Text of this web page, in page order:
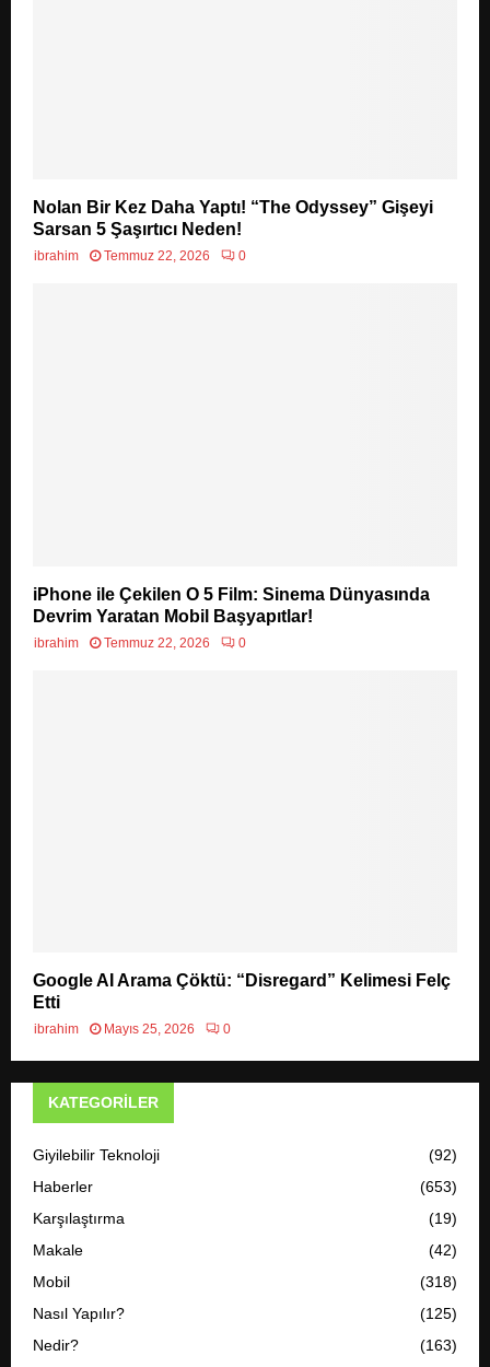
Nolan Bir Kez Daha Yaptı! “The Odyssey” Gişeyi
Sarsan 5 Şaşırtıcı Neden!
ibrahim Temmuz 22, 2026 0
iPhone ile Çekilen O 5 Film: Sinema Dünyasında
Devrim Yaratan Mobil Başyapıtlar!
ibrahim Temmuz 22, 2026 0
Google AI Arama Çöktü: “Disregard” Kelimesi Felç
Etti
ibrahim Mayıs 25, 2026 0
KATEGORILER
Giyilebilir Teknoloji
(92)
Haberler
(653)
Karşılaştırma
(19)
Makale
(42)
Mobil
(318)
Nasıl Yapılır?
(125)
Nedir?
(163)